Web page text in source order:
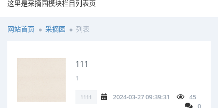
这里是采摘园模块栏目列表页
网站首页 采摘园 列表
111
1
1111 2024-03-27 09:39:31
45
0